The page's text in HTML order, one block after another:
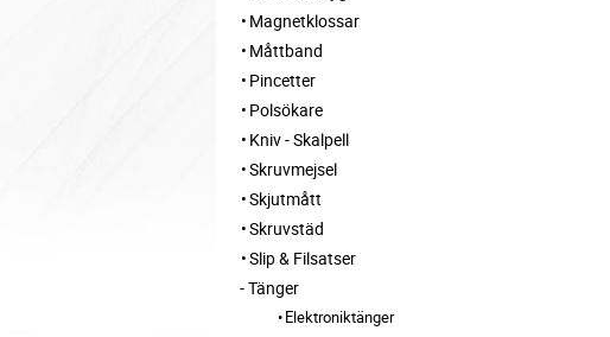
Magnetklossar
Måttband
Pincetter
Polsökare
Kniv - Skalpell
Skruvmejsel
Skjutmått
Skruvstäd
Slip & Filsatser
Tänger
Elektroniktänger